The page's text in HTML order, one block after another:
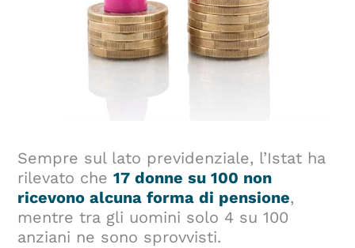
Sempre sul lato previdenziale, l’Istat ha
rilevato che17 donne su 100 non
ricevono alcuna forma di pensione,
mentre tra gli uomini solo 4 su 100
anziani ne sono sprovvisti.